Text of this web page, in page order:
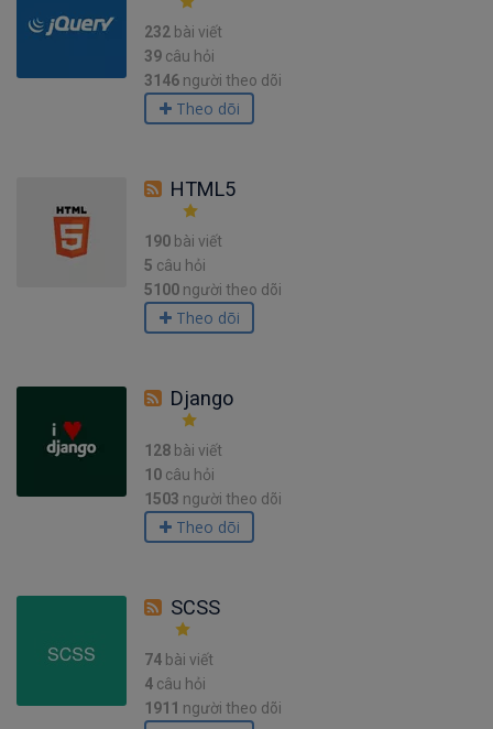
232 bài viết
39 câu hỏi
3146 người theo dõi
Theo dõi
HTML5
190 bài viết
5 câu hỏi
5100 người theo dõi
Theo dõi
Django
128 bài viết
10 câu hỏi
1503 người theo dõi
Theo dõi
SCSS
74 bài viết
4 câu hỏi
1911 người theo dõi